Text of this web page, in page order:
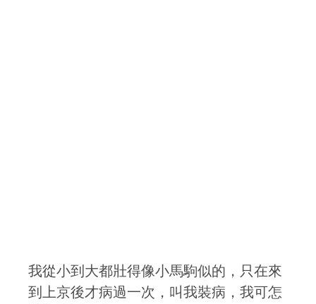
我從小到大都壯得像小馬駒似的，只在來
到上京後才病過一次，叫我裝病，我可怎